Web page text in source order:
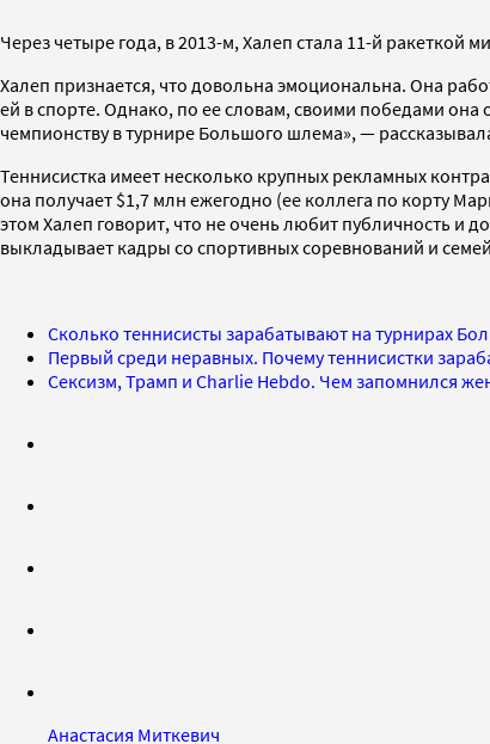
Через четыре года, в 2013-м, Халеп стала 11-й ракеткой
Халеп признается, что довольна эмоциональна. Она
ей в спорте. Однако, по ее словам, своими победами она
чемпионству в турнире Большого шлема», —
Теннисистка имеет несколько крупных рекламных
она получает $1,7 млн ежегодно (ее коллега по корту
этом Халеп говорит, что не очень любит публичность и
выкладывает кадры со спортивных соревнований и
Сколько теннисисты зарабатывают на турнирах
Первый среди неравных. Почему теннисистки
Сексизм, Трамп и Charlie Hebdo. Чем запомнился
Анастасия Миткевич